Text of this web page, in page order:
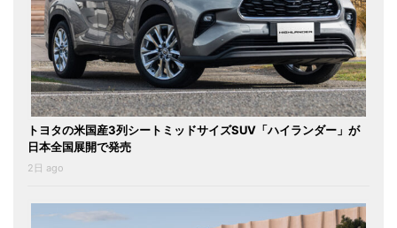
トヨタの米国産3列シートミッドサイズSUV「ハイランダー」が
日本全国展開で発売
2日 ago